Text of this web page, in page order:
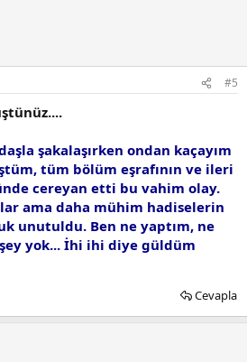
#5
şakalaşırken ondan kaçayım
tüm bölüm eşrafının ve ileri
cereyan etti bu vahim olay.
ama daha mühim hadiselerin
unutuldu. Ben ne yaptım, ne
yok... İhi ihi diye güldüm
Cevapla